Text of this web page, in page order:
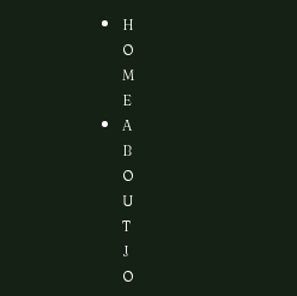
H
O
M
E
A
B
O
U
T
J
O